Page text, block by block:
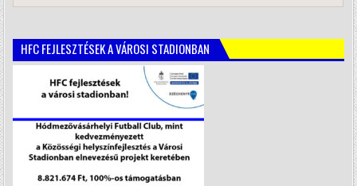
HFC FEJLESZTÉSEK A VÁROSI STADIONBAN